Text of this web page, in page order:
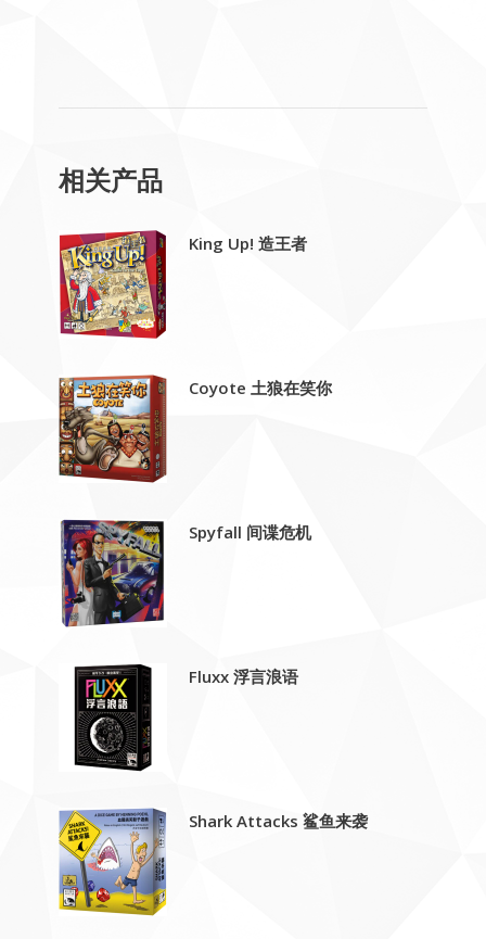
相关产品
King Up! 造王者
Coyote 土狼在笑你
Spyfall 间谍危机
Fluxx 浮言浪语
Shark Attacks 鲨鱼来袭